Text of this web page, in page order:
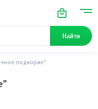
Найти
подворие"